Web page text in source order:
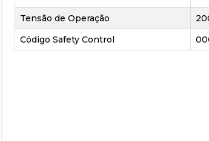
Tensão de Operação
Código Safety Control